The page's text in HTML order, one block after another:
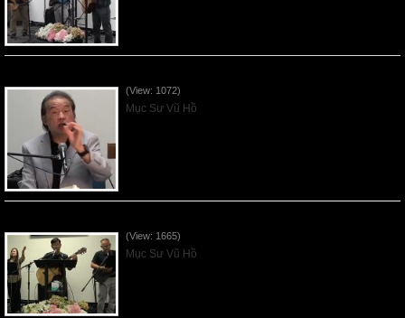
(View: 1072)
Mục Sư Vũ Hồ
(View: 1665)
Mục Sư Vũ Hồ